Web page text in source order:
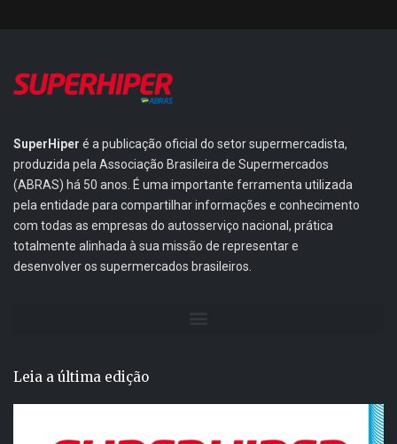
SuperHiper é a publicação oficial do setor supermercadista,
produzida pela Associação Brasileira de Supermercados
(ABRAS) há 50 anos. É uma importante ferramenta utilizada
pela entidade para compartilhar informações e conhecimento
com todas as empresas do autosserviço nacional, prática
totalmente alinhada à sua missão de representar e
desenvolver os supermercados brasileiros.
Leia a última edição